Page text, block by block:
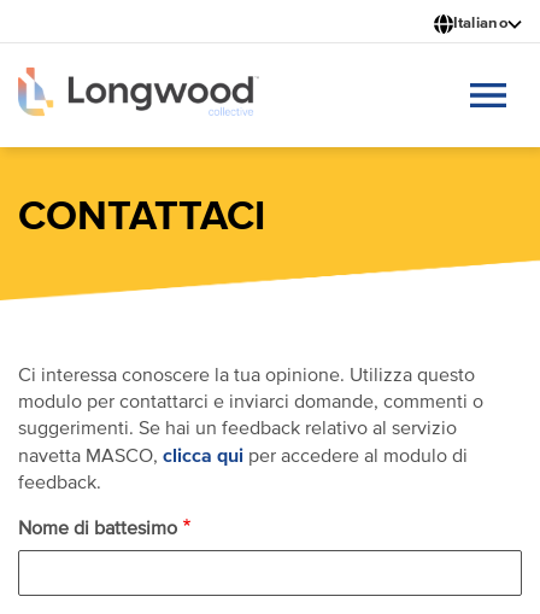
al
contenuto
principale
Italiano
CONTATTACI
Ci interessa conoscere la tua opinione. Utilizza questo
modulo per contattarci e inviarci domande, commenti o
suggerimenti. Se hai un feedback relativo al servizio
navetta MASCO, clicca qui per accedere al modulo di
feedback.
Nome di battesimo